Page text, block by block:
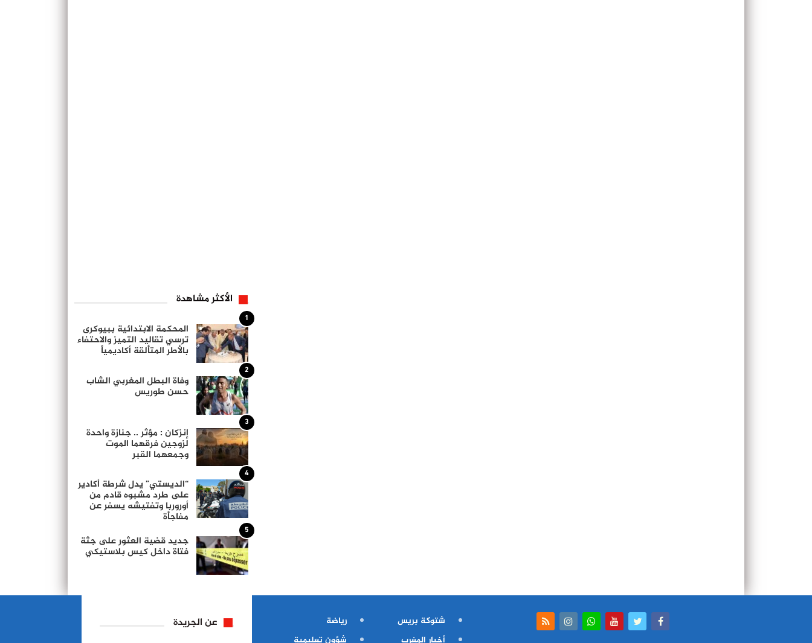
الأكثر مشاهدة
1
المحكمة الابتدائية ببيوكرى
ترسي تقاليد التميز والاحتفاء
بالأطر المتألقة أكاديمياً
2
وفاة البطل المغربي الشاب
حسن طوريس
3
إنزكان : مؤثر .. جنازة واحدة
لزوجين فرقهما الموت
وجمعهما القبر
4
“الديستي” يدل شرطة أكادير
على طرد مشبوه قادم من
أوروربا وتفتيشه يسفر عن
مفاجأة
5
جديد قضية العثور على جثة
فتاة داخل كيس بلاستيكي
شتوكة بريس
أخبار المغرب
رياضة
شؤون تعليمية
عن الجريدة